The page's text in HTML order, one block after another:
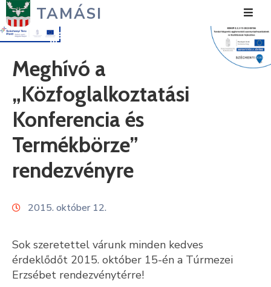
TAMÁSI
Városunk
Önkormányzat
Polgármesteri
Hivatal
Közérdekű
Turizmus
Média
Meghívó a
„Közfoglalkoztatási
Konferencia és
Termékbörze”
rendezvényre
2015. október 12.
Sok szeretettel várunk minden kedves
érdeklődőt 2015. október 15-én a Túrmezei
Erzsébet rendezvénytérre!